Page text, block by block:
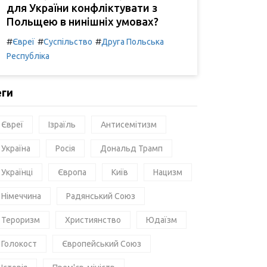
для України конфліктувати з
Польщею в нинішніх умовах?
#Євреї #Суспільство #Друга Польська
Республіка
Євреї Ізраїль Антисемітизм
Україна Росія Дональд Трамп
Українці Європа Київ Нацизм
Німеччина Радянський Союз
Тероризм Християнство Юдаїзм
Голокост Європейський Союз